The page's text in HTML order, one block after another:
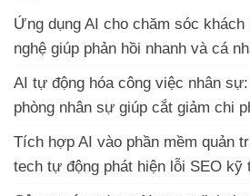
Ứng dụng AI cho chăm sóc
nghệ giúp phản hồi nhanh và cá
AI tự động hóa công việc nhân
phòng nhân sự giúp cắt giảm chi
Tích hợp AI vào phần mềm quản
tech tự động phát hiện lỗi SEO kỹ